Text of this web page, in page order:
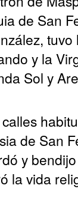
de San
y la
Sol y
de San
y
la vida